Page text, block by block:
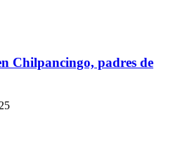
Chilpancingo, padres de